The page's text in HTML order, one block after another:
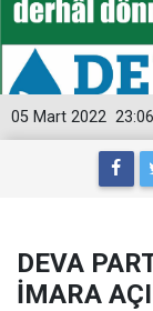
23:06
05 Mart 2022
DEVA
İMARA